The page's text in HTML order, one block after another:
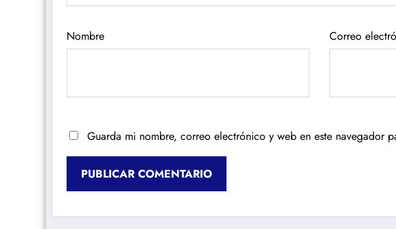
Nombre Correo
Guarda mi nombre, correo electrónico y web en este navegador